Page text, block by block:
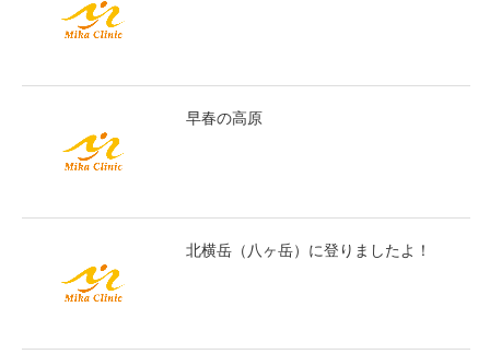
早春の高原
北横岳（八ヶ岳）に登りましたよ！